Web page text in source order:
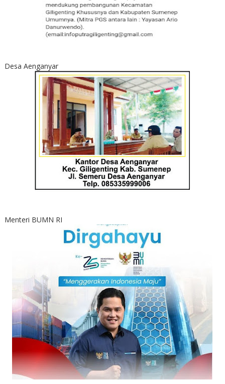
Desa Aenganyar
Menteri BUMN RI